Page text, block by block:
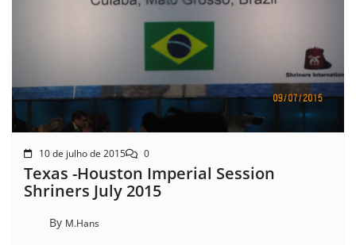
10 de julho de 2015 0
Texas -Houston Imperial Session
Shriners July 2015
By M.Hans